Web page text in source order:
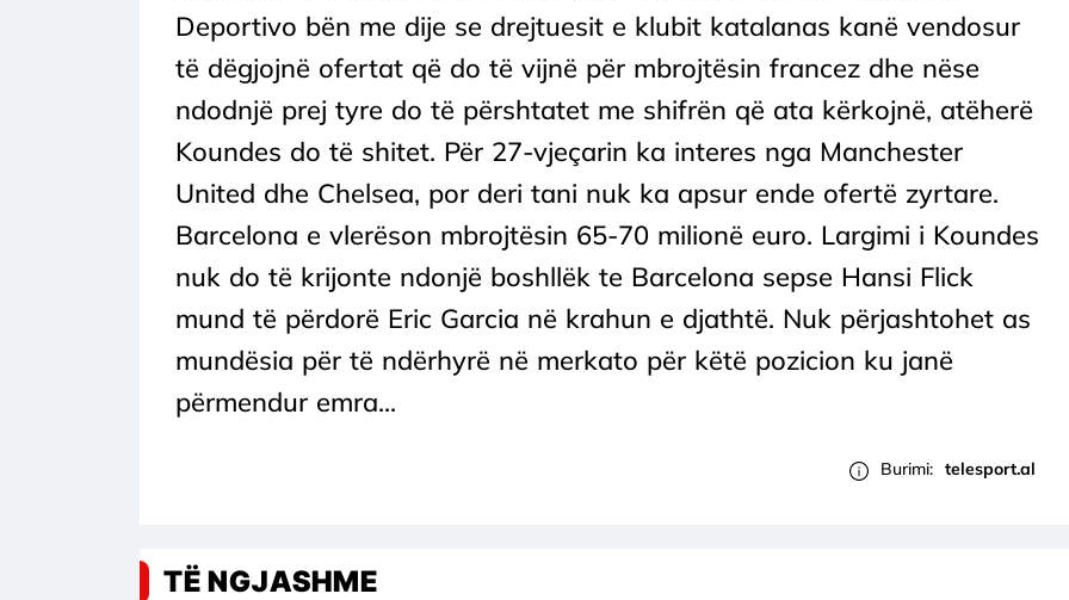
Deportivo bën me dije se drejtuesit e klubit katalanas kanë vendosur
të dëgjojnë ofertat që do të vijnë për mbrojtësin francez dhe nëse
ndodnjë prej tyre do të përshtatet me shifrën që ata kërkojnë, atëherë
Koundes do të shitet. Për 27-vjeçarin ka interes nga Manchester
United dhe Chelsea, por deri tani nuk ka apsur ende ofertë zyrtare.
Barcelona e vlerëson mbrojtësin 65-70 milionë euro. Largimi i Koundes
nuk do të krijonte ndonjë boshllëk te Barcelona sepse Hansi Flick
mund të përdorë Eric Garcia në krahun e djathtë. Nuk përjashtohet as
mundësia për të ndërhyrë në merkato për këtë pozicion ku janë
përmendur emra...
Burimi: telesport.al
TË NGJASHME